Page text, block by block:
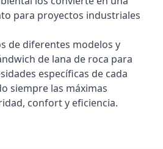
para proyectos industriales
de diferentes modelos y
de lana de roca para
específicas de cada
siempre las máximas
confort y eficiencia.